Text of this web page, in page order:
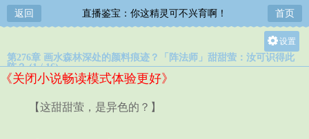
返回 直播鉴宝：你这精灵可不兴育啊！ 首页
设置
关灯
第276章 画水森林深处的颜料痕迹？「阵法师」甜甜萤：汝可识得此
阵？ (1 / 16)
《关闭小说畅读模式体验更好》
【这甜甜萤，是异色的？】